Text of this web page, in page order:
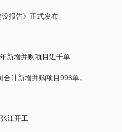
报告》正式发布
新增并购项目近千单
计新增并购项目996单。
江开工